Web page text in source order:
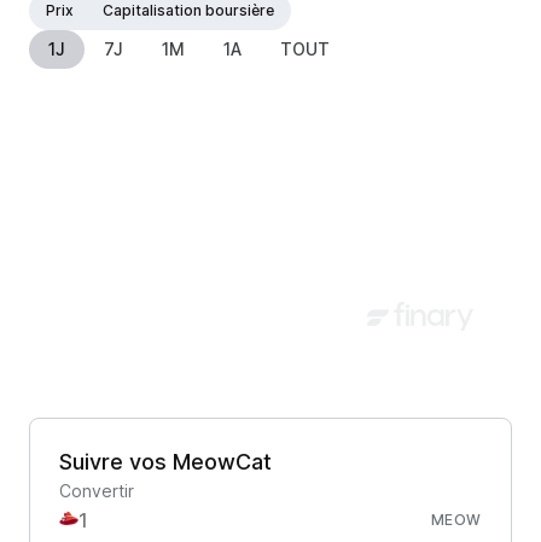
Prix
Capitalisation boursière
1J 7J 1M 1A TOUT
Suivre vos MeowCat
Convertir
MEOW